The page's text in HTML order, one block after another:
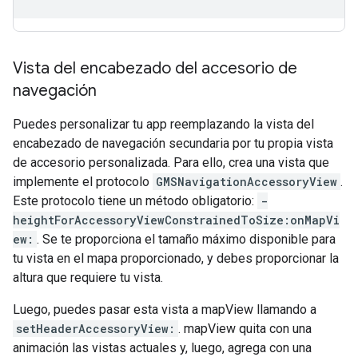
Vista del encabezado del accesorio de
navegación
Puedes personalizar tu app reemplazando la vista del
encabezado de navegación secundaria por tu propia vista
de accesorio personalizada. Para ello, crea una vista que
implemente el protocolo GMSNavigationAccessoryView .
Este protocolo tiene un método obligatorio: -
heightForAccessoryViewConstrainedToSize:onMapVi
ew: . Se te proporciona el tamaño máximo disponible para
tu vista en el mapa proporcionado, y debes proporcionar la
altura que requiere tu vista.
Luego, puedes pasar esta vista a mapView llamando a
setHeaderAccessoryView: . mapView quita con una
animación las vistas actuales y, luego, agrega con una